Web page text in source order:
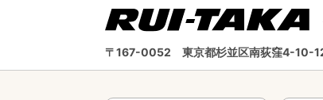
〒167-0052 東京都杉並区南荻窪4-10-